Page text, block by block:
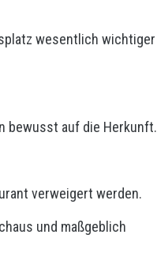
wesentlich wichtiger
bewusst auf die Herkunft.
verweigert werden.
und maßgeblich